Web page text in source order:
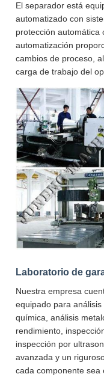
El separador está
automatizado con
protección automática
automatización
cambios de proceso,
carga de trabajo del
Laboratorio de
Nuestra empresa
equipado para
química, análisis
rendimiento,
inspección por
avanzada y un
cada componente sea